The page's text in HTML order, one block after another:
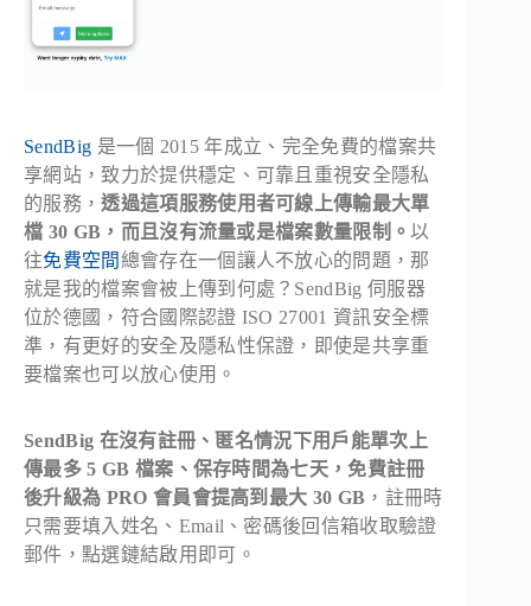
SendBig 是一個 2015 年成立、完全免費的檔案共
享網站，致力於提供穩定、可靠且重視安全隱私
的服務，透過這項服務使用者可線上傳輸最大單
檔 30 GB，而且沒有流量或是檔案數量限制。以
往免費空間總會存在一個讓人不放心的問題，那
就是我的檔案會被上傳到何處？SendBig 伺服器
位於德國，符合國際認證 ISO 27001 資訊安全標
準，有更好的安全及隱私性保證，即使是共享重
要檔案也可以放心使用。
SendBig 在沒有註冊、匿名情況下用戶能單次上
傳最多 5 GB 檔案、保存時間為七天，免費註冊
後升級為 PRO 會員會提高到最大 30 GB ，註冊時
只需要填入姓名、Email、密碼後回信箱收取驗證
郵件，點選鏈結啟用即可。